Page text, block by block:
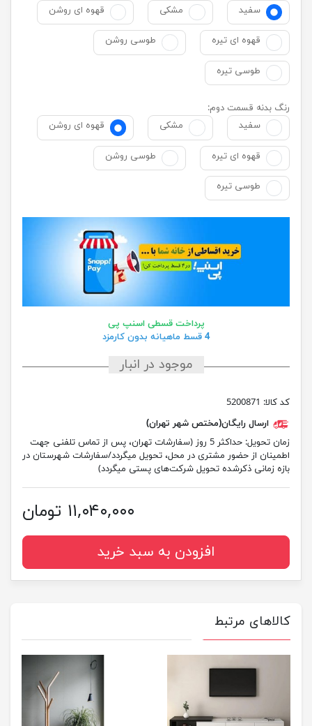
سفید
مشکی قهوه ای روشن
قهوه ای تیره طوسی روشن
طوسی تیره
رنگ بدنه قسمت دوم:
سفید
مشکی قهوه ای روشن
قهوه ای تیره طوسی روشن
طوسی تیره
پرداخت قسطی اسنپ پی
4 قسط ماهیانه بدون کارمزد
موجود در انبار
کد کالا: 5200871
ارسال رایگان(مختص شهر تهران)
زمان تحویل:
حداکثر 5 روز (سفارشات تهران، پس از تماس تلفنی جهت
اطمینان از حضور مشتری در محل، تحویل میگردد/سفارشات شهرستان در
بازه زمانی ذکرشده تحویل شرکت‌های پستی میگردد)
۱۱,۰۴۰,۰۰۰ تومان
افزودن به سبد خرید
کالاهای مرتبط